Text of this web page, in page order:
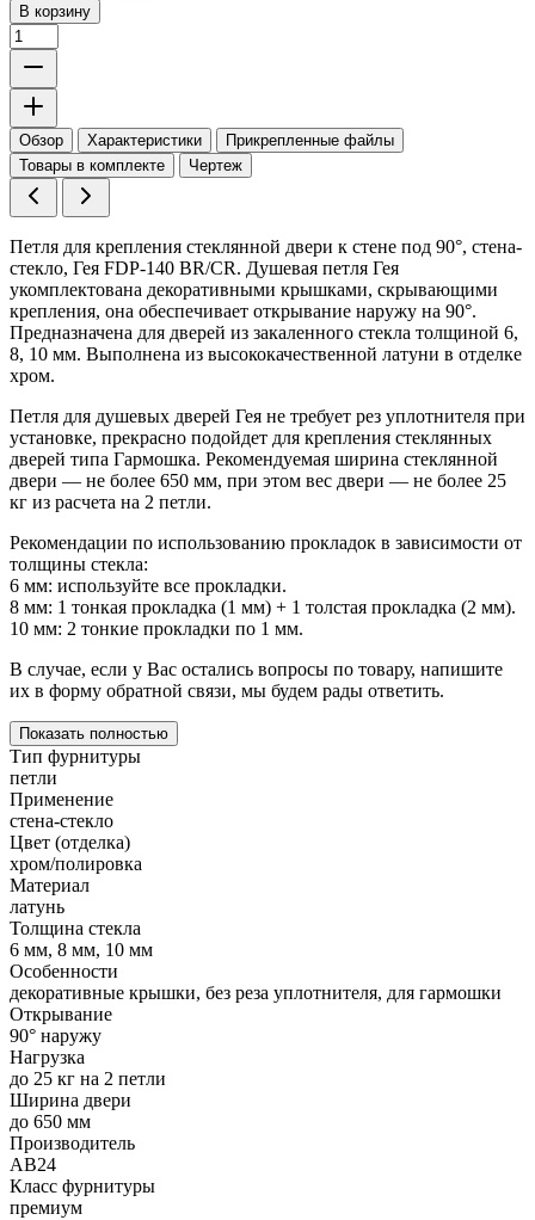
В корзину
Обзор Характеристики
Прикрепленные файлы
Товары в комплекте
Чертеж
Петля для крепления стеклянной двери к стене под 90°, стена-
стекло, Гея FDP-140 BR/CR. Душевая петля Гея
укомплектована декоративными крышками, скрывающими
крепления, она обеспечивает открывание наружу на 90°.
Предназначена для дверей из закаленного стекла толщиной 6,
8, 10 мм. Выполнена из высококачественной латуни в отделке
хром.
Петля для душевых дверей Гея не требует рез уплотнителя при
установке, прекрасно подойдет для крепления стеклянных
дверей типа Гармошка. Рекомендуемая ширина стеклянной
двери — не более 650 мм, при этом вес двери — не более 25
кг из расчета на 2 петли.
Рекомендации по использованию прокладок в зависимости от
толщины стекла:
6 мм: используйте все прокладки.
8 мм: 1 тонкая прокладка (1 мм) + 1 толстая прокладка (2 мм).
10 мм: 2 тонкие прокладки по 1 мм.
В случае, если у Вас остались вопросы по товару, напишите
их в форму обратной связи, мы будем рады ответить.
Показать полностью
Тип фурнитуры
петли
Применение
стена-стекло
Цвет (отделка)
хром/полировка
Материал
латунь
Толщина стекла
6 мм, 8 мм, 10 мм
Особенности
декоративные крышки, без реза уплотнителя, для гармошки
Открывание
90° наружу
Нагрузка
до 25 кг на 2 петли
Ширина двери
до 650 мм
Производитель
АВ24
Класс фурнитуры
премиум